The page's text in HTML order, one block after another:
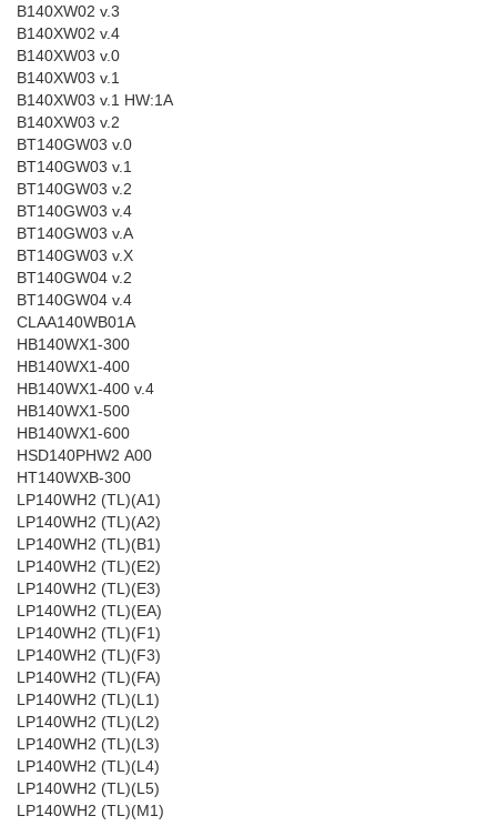
B140XW02 v.3
B140XW02 v.4
B140XW03 v.0
B140XW03 v.1
B140XW03 v.1 HW:1A
B140XW03 v.2
BT140GW03 v.0
BT140GW03 v.1
BT140GW03 v.2
BT140GW03 v.4
BT140GW03 v.A
BT140GW03 v.X
BT140GW04 v.2
BT140GW04 v.4
CLAA140WB01A
HB140WX1-300
HB140WX1-400
HB140WX1-400 v.4
HB140WX1-500
HB140WX1-600
HSD140PHW2 A00
HT140WXB-300
LP140WH2 (TL)(A1)
LP140WH2 (TL)(A2)
LP140WH2 (TL)(B1)
LP140WH2 (TL)(E2)
LP140WH2 (TL)(E3)
LP140WH2 (TL)(EA)
LP140WH2 (TL)(F1)
LP140WH2 (TL)(F3)
LP140WH2 (TL)(FA)
LP140WH2 (TL)(L1)
LP140WH2 (TL)(L2)
LP140WH2 (TL)(L3)
LP140WH2 (TL)(L4)
LP140WH2 (TL)(L5)
LP140WH2 (TL)(M1)